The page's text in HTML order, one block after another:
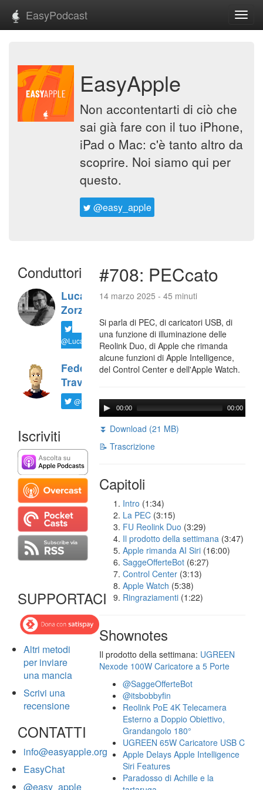
EasyPodcast
EasyApple
Non accontentarti di ciò che
sai già fare con il tuo iPhone,
iPad o Mac: c'è tanto altro da
scoprire. Noi siamo qui per
questo.
@easy_apple
Conduttori
Luca
Zorzi
@LucaTNT
Federico
Travaini
@ftrava
Iscriviti
SUPPORTACI
Altri metodi
per inviare
una mancia
Scrivi una
recensione
CONTATTI
info@easyapple.org
EasyChat
@easy_apple
#708: PECcato
14 marzo 2025 - 45 minuti
Si parla di PEC, di caricatori USB, di
una funzione di illuminazione delle
Reolink Duo, di Apple che rimanda
alcune funzioni di Apple Intelligence,
del Control Center e dell'Apple Watch.
00:00 00:00
⏬ Download (21 MB)
📝 Trascrizione
Capitoli
Intro (1:34)
La PEC (3:15)
FU Reolink Duo (3:29)
Il prodotto della settimana (3:47)
Apple rimanda AI Siri (16:00)
SaggeOfferteBot (6:27)
Control Center (3:13)
Apple Watch (5:38)
Ringraziamenti (1:22)
Shownotes
Il prodotto della settimana: UGREEN
Nexode 100W Caricatore a 5 Porte
@SaggeOfferteBot
@itsbobbyfin
Reolink PoE 4K Telecamera
Esterno a Doppio Obiettivo,
Grandangolo 180°
UGREEN 65W Caricatore USB C
Apple Delays Apple Intelligence
Siri Features
Paradosso di Achille e la